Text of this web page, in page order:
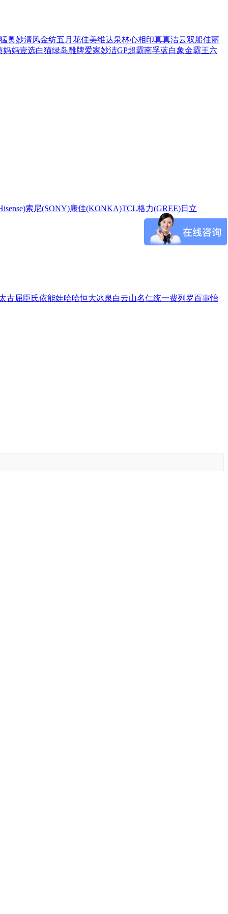
奥妙清风金纺五月花佳美维达泉林心相印真真洁云双船佳丽
妈妈壹选白猫绿岛雕牌爱家妙洁GP超霸南孚蓝白象金霸王六
索尼(SONY)康佳(KONKA)TCL格力(GREE)日立
古屈臣氏依能娃哈哈恒大冰泉白云山名仁统一费列罗百事怡